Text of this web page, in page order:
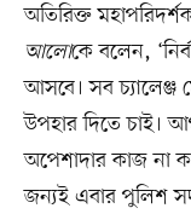
অতিরিক্ত
আলোকে বলেন,
আসবে। সব চ্যালেঞ্জ
উপহার দিতে চাই।
অপেশাদার কাজ না
জন্যই এবার পুলিশ